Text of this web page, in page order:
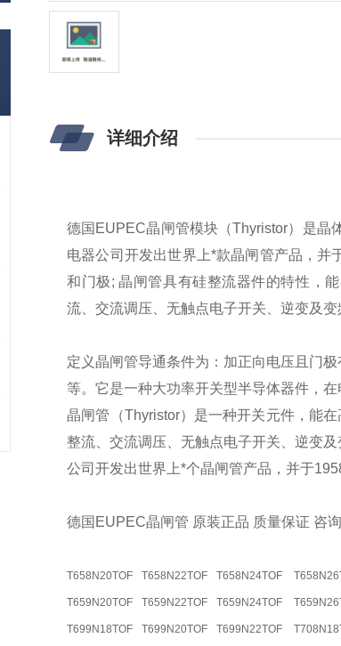
详细介绍
德国EUPEC晶闸管模块（Thyristor）是晶
电器公司开发出世界上*款晶闸管产品，并
和门极; 晶闸管具有硅整流器件的特性，
流、交流调压、无触点电子开关、逆变及变
定义晶闸管导通条件为：加正向电压且门
等。它是一种大功率开关型半导体器件，在
晶闸管（Thyristor）是一种开关元件，能
整流、交流调压、无触点电子开关、逆变
公司开发出世界上*个晶闸管产品，并于
德国EUPEC晶闸管 原装正品 质量保证 咨询
T658N20TOF T658N22TOF T658N24TOF
T659N20TOF T659N22TOF T659N24TOF
T699N18TOF T699N20TOF T699N22TOF